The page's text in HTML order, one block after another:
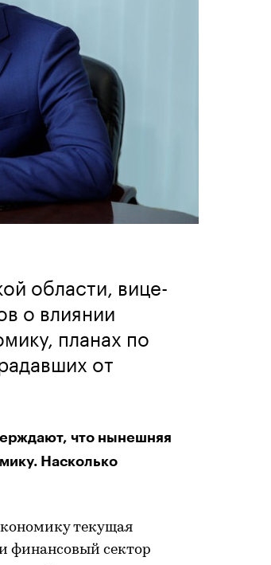
области, вице-
о влиянии
планах по
от
что нынешняя
Насколько
текущая
финансовый сектор